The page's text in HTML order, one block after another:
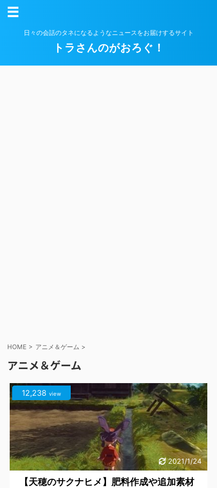
日々の会話のタネになるようなニュースをお届けするサイト
トラさんのがおろぐ！
HOME > アニメ＆ゲーム >
アニメ＆ゲーム
2021/1/24
12,238 view
【天穂のサクナヒメ】肥料作成や追加素材